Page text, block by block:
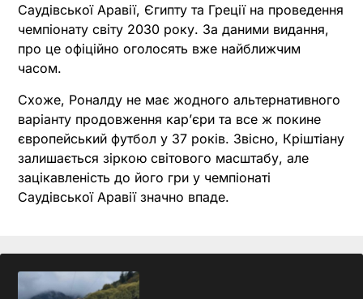
Саудівської Аравії, Єгипту та Греції на проведення
чемпіонату світу 2030 року. За даними видання,
про це офіційно оголосять вже найближчим
часом.
Схоже, Роналду не має жодного альтернативного
варіанту продовження кар’єри та все ж покине
європейський футбол у 37 років. Звісно, Кріштіану
залишається зіркою світового масштабу, але
зацікавленість до його гри у чемпіонаті
Саудівської Аравії значно впаде.